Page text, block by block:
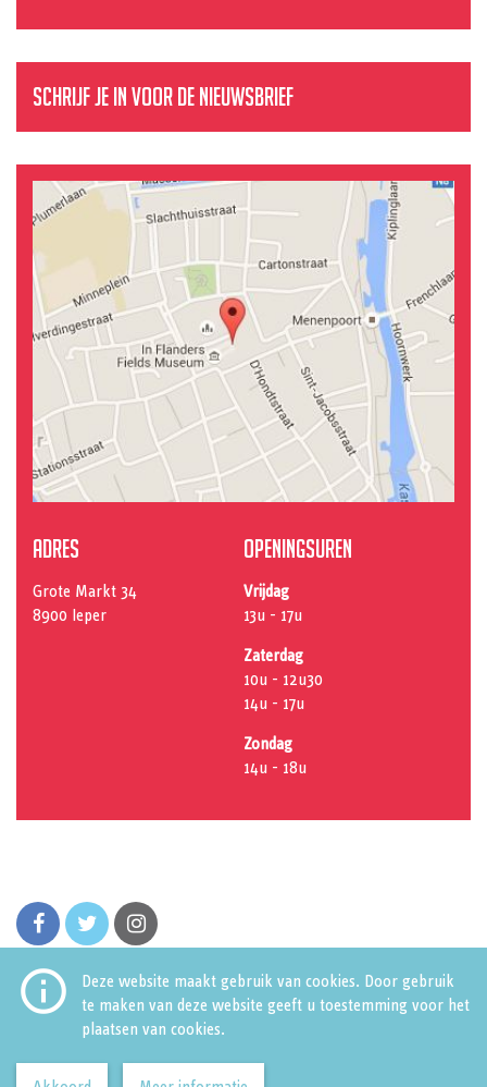

Deze website maakt gebruik van cookies. Door gebruik
te maken van deze website geeft u toestemming voor het
plaatsen van cookies.
Schrijf je in voor de nieuwsbrief
Adres
Grote Markt 34
8900 Ieper
Openingsuren
Vrijdag
13u - 17u
Zaterdag
10u - 12u30
14u - 17u
Zondag
14u - 18u
Huis van de Stad Grote Markt 34